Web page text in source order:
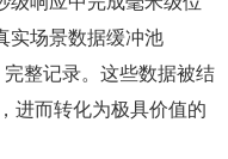
实场景数据缓冲池
完整记录。这些数据被结
进而转化为极具价值的